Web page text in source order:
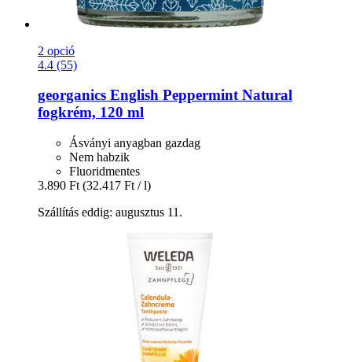
2 opció
4.4 (55)
georganics English Peppermint Natural
fogkrém, 120 ml
Ásványi anyagban gazdag
Nem habzik
Fluoridmentes
3.890 Ft (32.417 Ft / l)
Szállítás eddig: augusztus 11.